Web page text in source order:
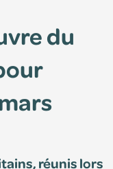
du
réunis lors